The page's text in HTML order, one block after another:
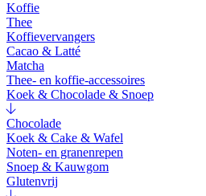
Koffie
Thee
Koffievervangers
Cacao & Latté
Matcha
Thee- en koffie-accessoires
Koek & Chocolade & Snoep
Chocolade
Koek & Cake & Wafel
Noten- en granenrepen
Snoep & Kauwgom
Glutenvrij